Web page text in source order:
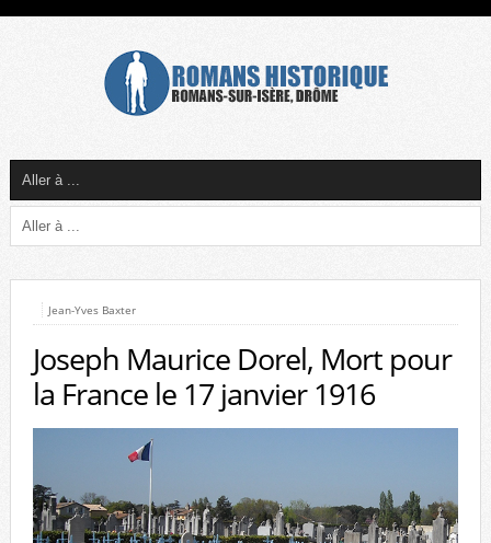
Jean-Yves Baxter
Joseph Maurice Dorel, Mort pour
la France le 17 janvier 1916